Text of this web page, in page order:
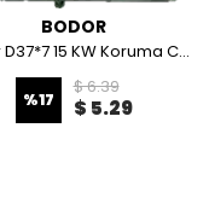
BODOR
Bodor D37*7 15 KW Koruma Camı
%17
$ 6.39
$ 5.29